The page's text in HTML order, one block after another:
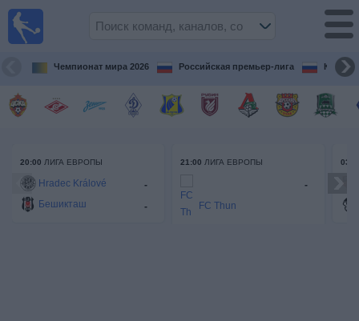
Чемпионат мира 2026 Российская премьер-лига Кубок
20:00 ЛИГА ЕВРОПЫ
Hradec Králové
-
Бешикташ
-
21:00 ЛИГА ЕВРОПЫ
FC Thun
-
Футбол
ТВ
матчи
Команды